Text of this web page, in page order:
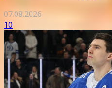
07.08.2026
10